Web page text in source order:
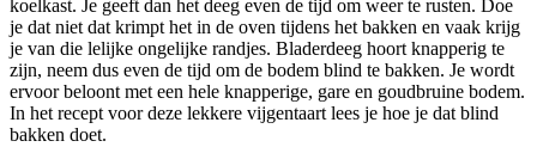
koelkast. Je geeft dan het deeg even de tijd om weer te rusten. Doe
je dat niet dat krimpt het in de oven tijdens het bakken en vaak krijg
je van die lelijke ongelijke randjes. Bladerdeeg hoort knapperig te
zijn, neem dus even de tijd om de bodem blind te bakken. Je wordt
ervoor beloont met een hele knapperige, gare en goudbruine bodem.
In het recept voor deze lekkere vijgentaart lees je hoe je dat blind
bakken doet.